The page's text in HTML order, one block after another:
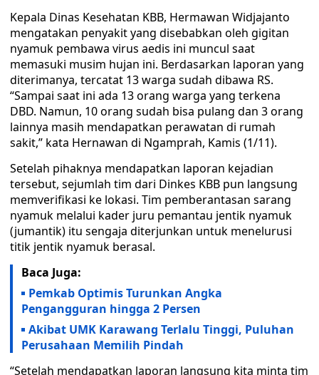
Kepala Dinas Kesehatan KBB, Hermawan Widjajanto
mengatakan penyakit yang disebabkan oleh gigitan
nyamuk pembawa virus aedis ini muncul saat
memasuki musim hujan ini. Berdasarkan laporan yang
diterimanya, tercatat 13 warga sudah dibawa RS.
“Sampai saat ini ada 13 orang warga yang terkena
DBD. Namun, 10 orang sudah bisa pulang dan 3 orang
lainnya masih mendapatkan perawatan di rumah
sakit,” kata Hernawan di Ngamprah, Kamis (1/11).
Setelah pihaknya mendapatkan laporan kejadian
tersebut, sejumlah tim dari Dinkes KBB pun langsung
memverifikasi ke lokasi. Tim pemberantasan sarang
nyamuk melalui kader juru pemantau jentik nyamuk
(jumantik) itu sengaja diterjunkan untuk menelurusi
titik jentik nyamuk berasal.
Baca Juga:
Pemkab Optimis Turunkan Angka
Pengangguran hingga 2 Persen
Akibat UMK Karawang Terlalu Tinggi, Puluhan
Perusahaan Memilih Pindah
“Setelah mendapatkan laporan langsung kita minta tim